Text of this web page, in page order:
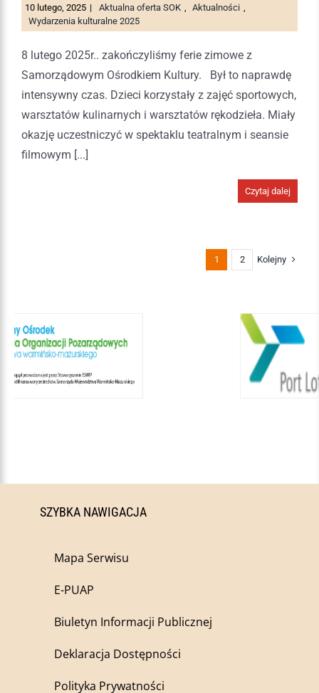
10 lutego, 2025 | Aktualna oferta SOK Aktualności
Wydarzenia kulturalne 2025
8 lutego 2025r.. zakończyliśmy ferie zimowe z
Samorządowym Ośrodkiem Kultury. Był to naprawdę
intensywny czas. Dzieci korzystały z zajęć sportowych,
warsztatów kulinarnych i warsztatów rękodzieła. Miały
okazję uczestniczyć w spektaklu teatralnym i seansie
filmowym [...]
Czytaj dalej
1 2 Kolejny
SZYBKA NAWIGACJA
Mapa Serwisu
E-PUAP
Biuletyn Informacji Publicznej
Deklaracja Dostępności
Polityka Prywatności